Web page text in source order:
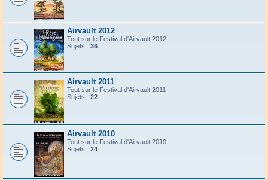
Airvault 2012
Tout sur le Festival d'Airvault 2012
Sujets : 36
Airvault 2011
Tout sur le Festival d'Airvault 2011
Sujets : 22
Airvault 2010
Tout sur le Festival d'Airvault 2010
Sujets : 24